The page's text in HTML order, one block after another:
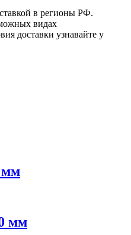
в регионы РФ.
видах
доставки узнавайте у
мм
мм